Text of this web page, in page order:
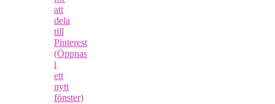
att
dela
till
Pinterest
(Öppnas
i
ett
nytt
fönster)